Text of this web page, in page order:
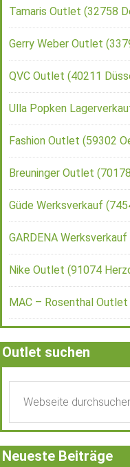
Tamaris Outlet (32758
Gerry Weber Outlet
QVC Outlet (40211
Ulla Popken
Fashion Outlet (59302
Breuninger Outlet
Güde Werksverkauf
GARDENA
Nike Outlet (91074
MAC – Rosenthal
Outlet suchen
Neueste Beiträge